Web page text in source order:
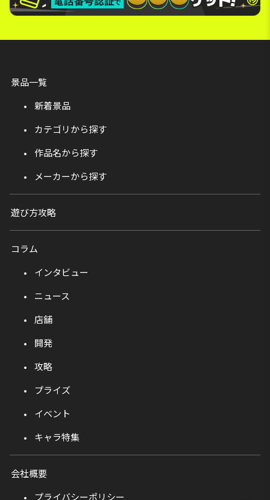
景品一覧
新着景品
カテゴリから探す
作品名から探す
メーカーから探す
遊び方攻略
コラム
インタビュー
ニュース
店舗
開発
攻略
プライズ
イベント
キャラ特集
会社概要
プライバシーポリシー